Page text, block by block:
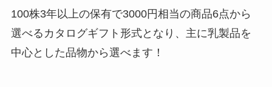
100株3年以上の保有で3000円相当の商品6点から
選べるカタログギフト形式となり、主に乳製品を
中心とした品物から選べます！